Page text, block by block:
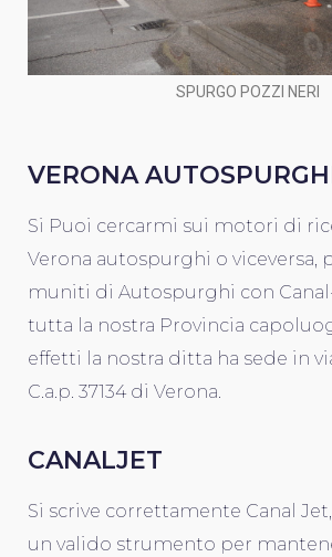
SPURGO POZZI NERI
VERONA
Si Puoi cercarmi sui motori di
Verona autospurghi o viceversa,
muniti di Autospurghi con
tutta la nostra Provincia
effetti la nostra ditta ha sede in via
C.a.p. 37134 di Verona.
CANALJET
Si scrive correttamente Canal
un valido strumento per